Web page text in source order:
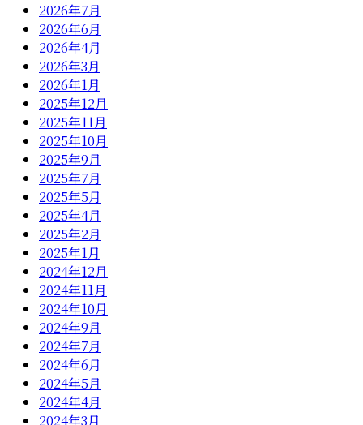
2026年7月
2026年6月
2026年4月
2026年3月
2026年1月
2025年12月
2025年11月
2025年10月
2025年9月
2025年7月
2025年5月
2025年4月
2025年2月
2025年1月
2024年12月
2024年11月
2024年10月
2024年9月
2024年7月
2024年6月
2024年5月
2024年4月
2024年3月